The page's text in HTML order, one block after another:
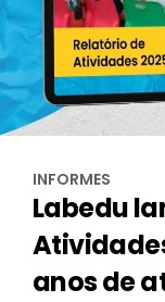
INFORMES
Labedu
anos de